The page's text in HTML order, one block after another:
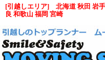
[引越しエリア] 北海道 秋田 岩
良 和歌山 福岡 宮崎